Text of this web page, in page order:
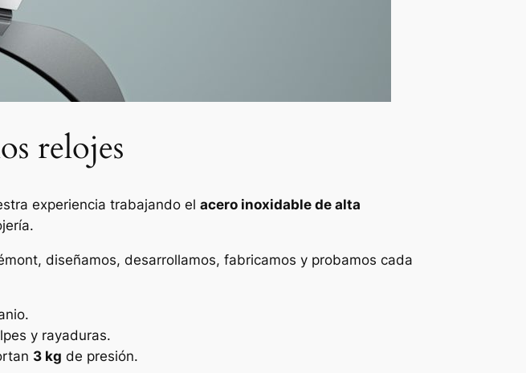
relojes
experiencia trabajando el acero inoxidable de alta
diseñamos, desarrollamos, fabricamos y probamos cada
y rayaduras.
3 kg de presión.